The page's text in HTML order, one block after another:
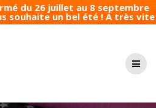
du 26 juillet au 8 septembre
souhaite un bel été ! A très vite